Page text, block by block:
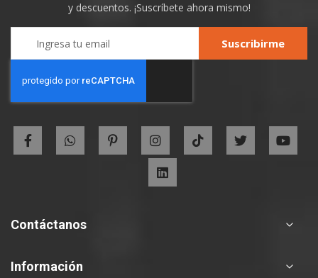
Contáctanos
Información
y descuentos. ¡Suscríbete ahora mismo!
Newsletter:
Suscribirme